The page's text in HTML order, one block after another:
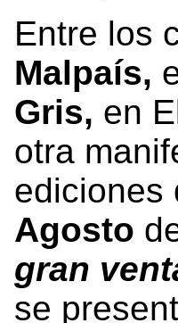
Entre los
Malpaís,
Gris, en
otra
ediciones
Agosto
gran
se